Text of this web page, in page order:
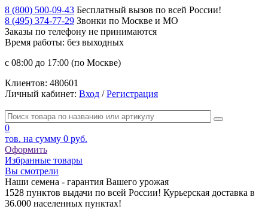
8 (800) 500-09-43 Бесплатный вызов по всей России!
8 (495) 374-77-29 Звонки по Москве и МО
Заказы по телефону не принимаются
Время работы: без выходных
с 08:00 до 17:00 (по Москве)
Клиентов: 480601
Личный кабинет: Вход /Регистрация
0
тов. на сумму 0 руб.
Оформить
Избранные товары
Вы смотрели
Наши семена - гарантия Вашего урожая
1528 пунктов выдачи по всей России! Курьерская доставка в
36.000 населенных пунктах!